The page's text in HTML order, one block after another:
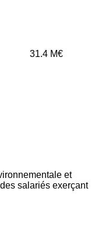
31.4 M€
et
salariés exerçant